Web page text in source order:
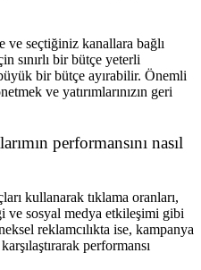
seçtiğiniz kanallara bağlı
sınırlı bir bütçe yeterli
bir bütçe ayırabilir. Önemli
ve yatırımlarınızın geri
performansını nasıl
kullanarak tıklama oranları,
ve sosyal medya etkileşimi gibi
reklamcılıkta ise, kampanya
performansı